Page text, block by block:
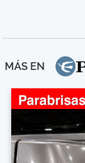
MÁS EN